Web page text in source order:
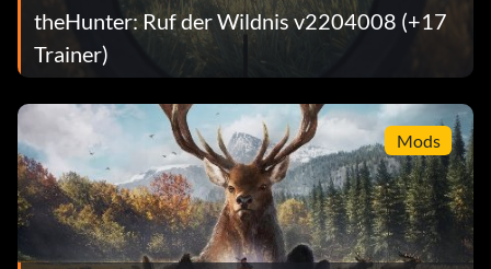
theHunter: Ruf der Wildnis v2204008 (+17
Trainer)
Mods